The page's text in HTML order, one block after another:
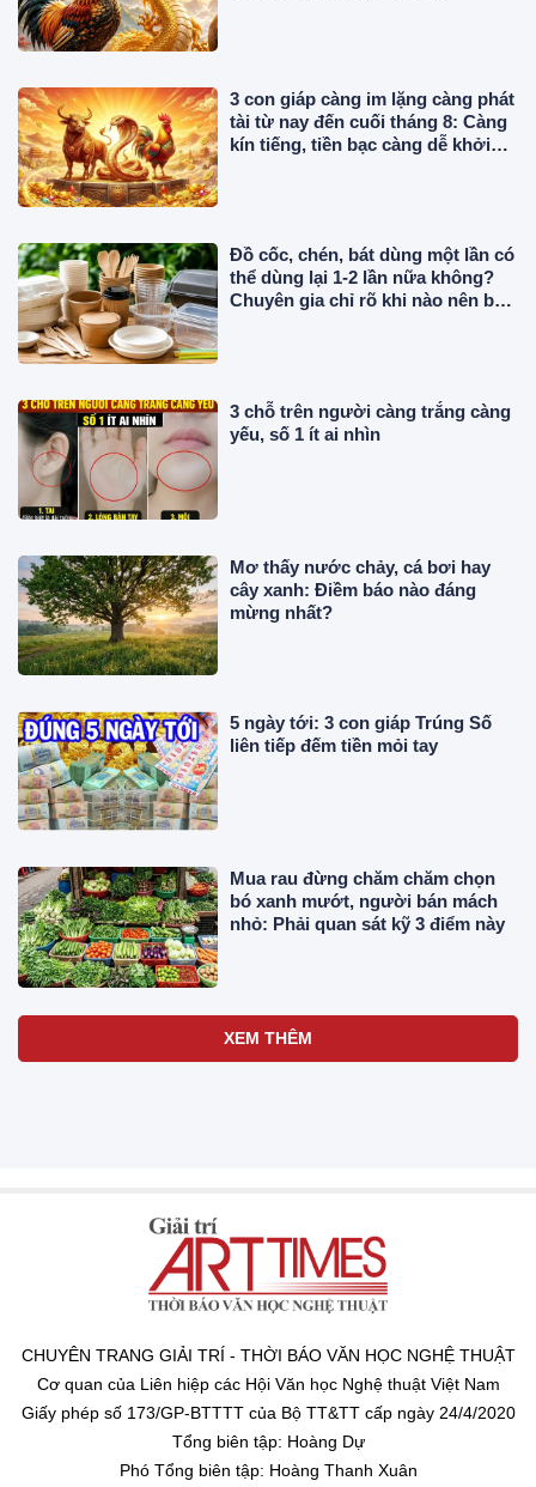
3 con giáp càng im lặng càng phát
tài từ nay đến cuối tháng 8: Càng
kín tiếng, tiền bạc càng dễ khởi
Đồ cốc, chén, bát dùng một lần có
thể dùng lại 1-2 lần nữa không?
Chuyên gia chỉ rõ khi nào nên bỏ
3 chỗ trên người càng trắng càng
yếu, số 1 ít ai nhìn
Mơ thấy nước chảy, cá bơi hay
cây xanh: Điềm báo nào đáng
mừng nhất?
5 ngày tới: 3 con giáp Trúng Số
liên tiếp đếm tiền mỏi tay
Mua rau đừng chăm chăm chọn
bó xanh mướt, người bán mách
nhỏ: Phải quan sát kỹ 3 điểm này
XEM THÊM
CHUYÊN TRANG GIẢI TRÍ - THỜI BÁO VĂN HỌC NGHỆ THUẬT
Cơ quan của Liên hiệp các Hội Văn học Nghệ thuật Việt Nam
Giấy phép số 173/GP-BTTTT của Bộ TT&TT cấp ngày 24/4/2020
Tổng biên tập: Hoàng Dự
Phó Tổng biên tập: Hoàng Thanh Xuân